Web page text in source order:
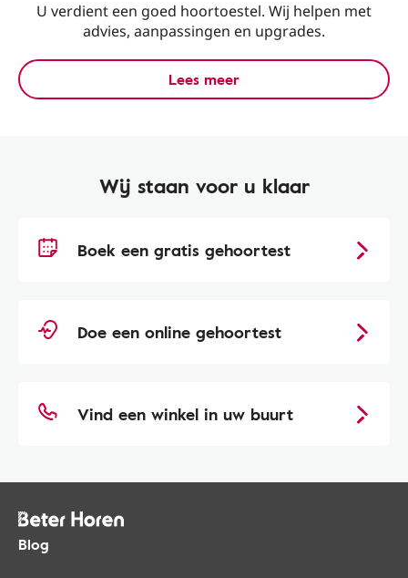
U verdient een goed hoortoestel. Wij helpen met
advies, aanpassingen en upgrades.
Lees meer
Wij staan voor u klaar
Boek een gratis gehoortest
Doe een online gehoortest
Vind een winkel in uw buurt
Blog